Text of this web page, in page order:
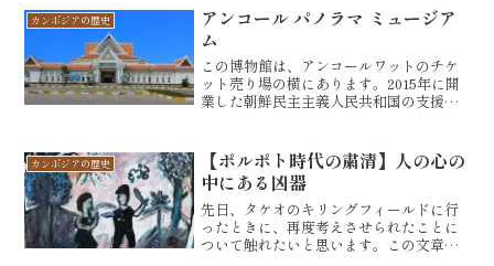
たいと思います。特に際立って目に付く
のは、プノンペン周辺の...
カンボジアの歴史
アンコール パノラマ ミュージア
ム
この博物館は、アンコールワットのチケ
ット売り場の横にあります。2015年に開
業した朝鮮民主主義人民共和国の支援に
されています。左のチケット売り場でパ
ノラマ館と映画のチケ...
カンボジアの歴史
【ポルポト時代の粛清】人の心の
中にある凶器
先日、タケオのキリングフィールドに行
ったときに、再度考えさせられたことに
ついて触れたいと思います。この文章の